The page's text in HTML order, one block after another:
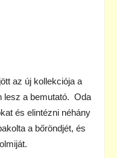
az új kollekciója a
lesz a bemutató. Oda
és elintézni néhány
a bőröndjét, és